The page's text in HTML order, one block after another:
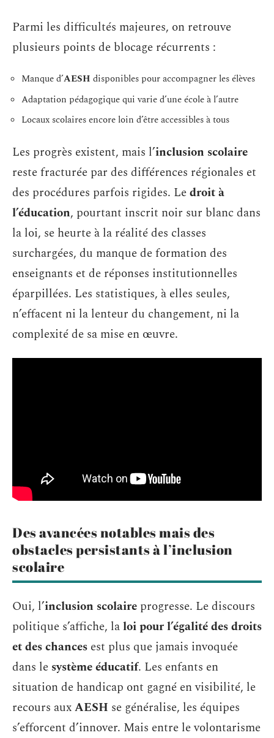
Parmi les difficultés majeures, on retrouve
plusieurs points de blocage récurrents :
Manque d’AESH disponibles pour accompagner les élèves
Adaptation pédagogique qui varie d’une école à l’autre
Locaux scolaires encore loin d’être accessibles à tous
Les progrès existent, mais l’inclusion scolaire
reste fracturée par des différences régionales et
des procédures parfois rigides. Ledroit à
l’éducation, pourtant inscrit noir sur blanc dans
la loi, se heurte à la réalité des classes
surchargées, du manque de formation des
enseignants et de réponses institutionnelles
éparpillées. Les statistiques, à elles seules,
n’effacent ni la lenteur du changement, ni la
complexité de sa mise en œuvre.
Des avancées notables mais des
obstacles persistants à l’inclusion
scolaire
Oui, l’inclusion scolaire progresse. Le discours
politique s’affiche, laloi pour l’égalité des droits
et des chances est plus que jamais invoquée
dans le système éducatif. Les enfants en
situation de handicap ont gagné en visibilité, le
recours auxAESH se généralise, les équipes
s’efforcent d’innover. Mais entre le volontarisme